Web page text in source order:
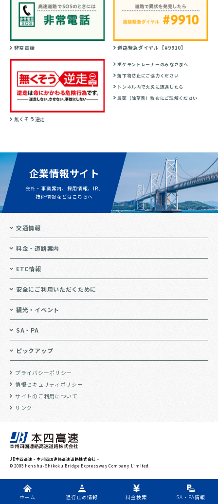
非常電話 道路緊急ダイヤル【#9910】
無くそう逆走
ポケモントレーナーのみなさまへ
落下物防止にご協力ください
トンネル内で火災に遭遇したら
農薬（除草剤）散布にご理解ください
企業情報サイト
会社・事業案内、採用情報、IR、
技術情報などはこちらへ
交通情報
料金・道路案内
ETC情報
安全にご利用いただくために
観光・イベント
SA・PA
ピックアップ
プライバシーポリシー
情報セキュリティポリシー
サイトのご利用について
リンク
JB本四高速 - 本州四国連絡高速道路株式会社 -
© 2005 Honshu-Shikoku Bridge Expressway Company Limited.
ホーム 通行止め情報 料金検索 SA・PA情報